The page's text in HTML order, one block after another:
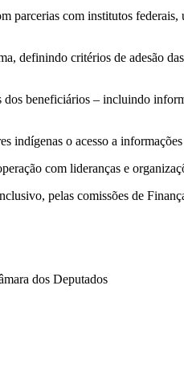
parcerias com institutos
definindo critérios de adesão
beneficiários – incluindo
indígenas o acesso a
com lideranças e
pelas comissões de
dos Deputados